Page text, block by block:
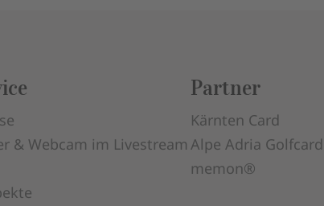
& Webcam im Livestream
Partner
Kärnten Card
Alpe Adria Golfcard
memon®